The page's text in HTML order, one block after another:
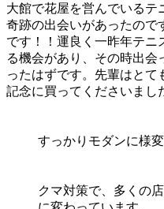
大館で花屋を営んでいるテ
奇跡の出会いがあったので
です！！運良く一昨年テニ
る機会があり、その時出
ったはずです。先輩はとて
記念に買ってくださいまし
すっかりモダンに様
クマ対策で、多くの